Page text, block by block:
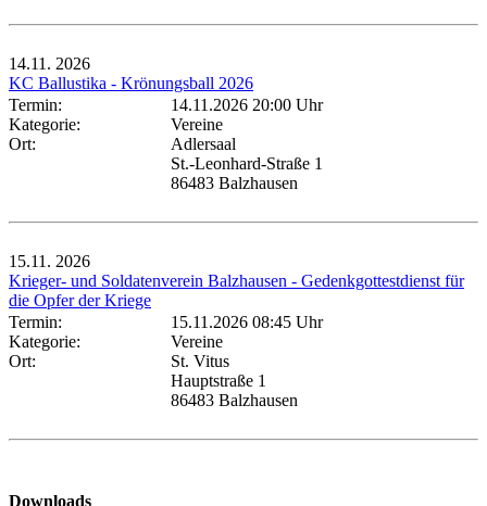
14.11. 2026
KC Ballustika - Krönungsball 2026
Termin:
14.11.2026 20:00 Uhr
Kategorie:
Vereine
Ort:
Adlersaal
St.-Leonhard-Straße 1
86483 Balzhausen
15.11. 2026
Krieger- und Soldatenverein Balzhausen - Gedenkgottestdienst für
die Opfer der Kriege
Termin:
15.11.2026 08:45 Uhr
Kategorie:
Vereine
Ort:
St. Vitus
Hauptstraße 1
86483 Balzhausen
Downloads